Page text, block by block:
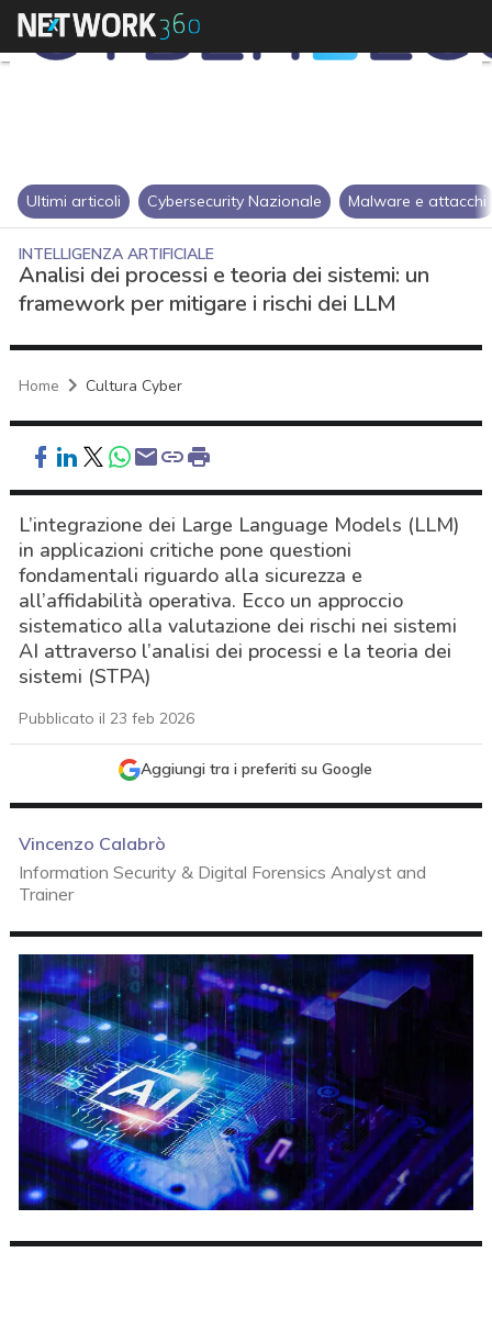
Ultimi articoli Cybersecurity Nazionale Malware e attacchi
INTELLIGENZA ARTIFICIALE
Analisi dei processi e teoria dei sistemi: un
framework per mitigare i rischi dei LLM
Home Cultura Cyber
L’integrazione dei Large Language Models (LLM)
in applicazioni critiche pone questioni
fondamentali riguardo alla sicurezza e
all’affidabilità operativa. Ecco un approccio
sistematico alla valutazione dei rischi nei sistemi
AI attraverso l’analisi dei processi e la teoria dei
sistemi (STPA)
Pubblicato il 23 feb 2026
Aggiungi tra i preferiti su Google
Vincenzo Calabrò
Information Security & Digital Forensics Analyst and
Trainer